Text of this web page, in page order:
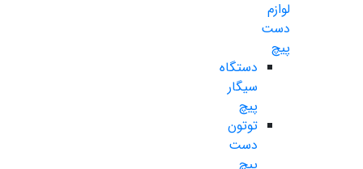
لوازم
دست
پیچ
دستگاه
سیگار
پیچ
توتون
دست
پیچ